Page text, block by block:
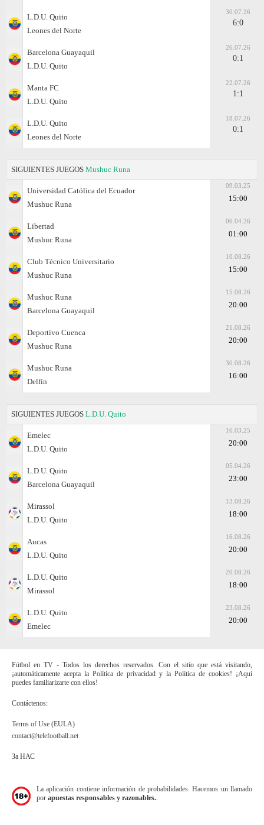
L.D.U. Quito
Leones del Norte
30.07.26
6:0
Barcelona Guayaquil
L.D.U. Quito
26.07.26
0:1
Manta FC
L.D.U. Quito
22.07.26
1:1
L.D.U. Quito
Leones del Norte
18.07.26
0:1
SIGUIENTES JUEGOS Mushuc Runa
Universidad Católica del Ecuador
Mushuc Runa
09.03.25
15:00
Libertad
Mushuc Runa
06.04.26
01:00
Club Técnico Universitario
Mushuc Runa
10.08.26
15:00
Mushuc Runa
Barcelona Guayaquil
15.08.26
20:00
Deportivo Cuenca
Mushuc Runa
21.08.26
20:00
Mushuc Runa
Delfín
30.08.26
16:00
SIGUIENTES JUEGOS L.D.U. Quito
Emelec
L.D.U. Quito
16.03.25
20:00
L.D.U. Quito
Barcelona Guayaquil
05.04.26
23:00
Mirassol
L.D.U. Quito
13.08.26
18:00
Aucas
L.D.U. Quito
16.08.26
20:00
L.D.U. Quito
Mirassol
20.08.26
18:00
L.D.U. Quito
Emelec
23.08.26
20:00
Fútbol en TV - Todos los derechos reservados. Con el sitio que está visitando,
¡automáticamente acepta la Política de privacidad y la Política de cookies! ¡Aquí
puedes familiarizarte con ellos!
Contáctenos:
Terms of Use (EULA)
contact@telefootball.net
За НАС
La aplicación contiene información de probabilidades. Hacemos un llamado
por apuestas responsables y razonables.